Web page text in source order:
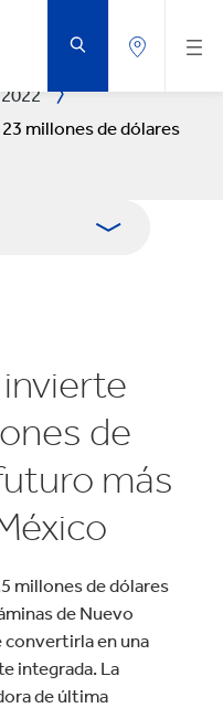
2022
millones de dólares
de
más
millones de dólares
de Nuevo
convertirla en una
integrada. La
de última